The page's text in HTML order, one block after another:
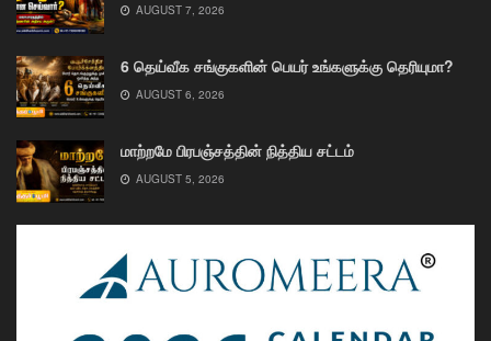
AUGUST 7, 2026
6 தெய்வீக சங்குகளின் பெயர் உங்களுக்கு தெரியுமா?
AUGUST 6, 2026
மாற்றமே பிரபஞ்சத்தின் நித்திய சட்டம்
AUGUST 5, 2026